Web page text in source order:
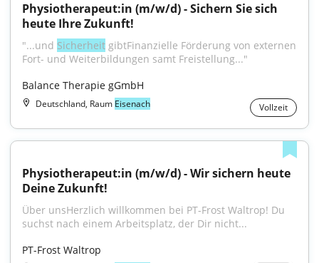
Physiotherapeut:in (m/w/d) - Sichern Sie sich
heute Ihre Zukunft!
"...und Sicherheit gibtFinanzielle Förderung von externen
Fort- und Weiterbildungen samt Freistellung..."
Balance Therapie gGmbH
Deutschland, Raum Eisenach Vollzeit
Physiotherapeut:in (m/w/d) - Wir sichern heute
Deine Zukunft!
Über unsHerzlich willkommen bei PT-Frost Waltrop! Du
suchst nach einem Arbeitsplatz, der Dir nicht...
PT-Frost Waltrop